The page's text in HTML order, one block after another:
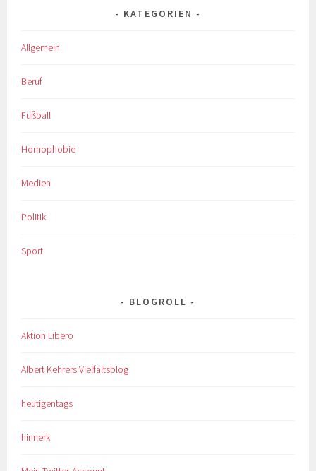
KATEGORIEN
Allgemein
Beruf
Fußball
Homophobie
Medien
Politik
Sport
BLOGROLL
Aktion Libero
Albert Kehrers Vielfaltsblog
heutigentags
hinnerk